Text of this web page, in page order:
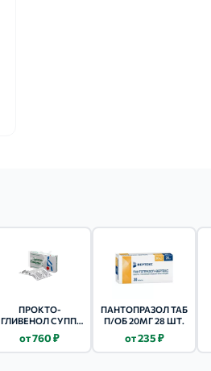
ПРОКТО-
ГЛИВЕНОЛ СУПП.
от 760 ₽
ПАНТОПРАЗОЛ ТАБ
П/ОБ 20МГ 28 ШТ.
от 235 ₽